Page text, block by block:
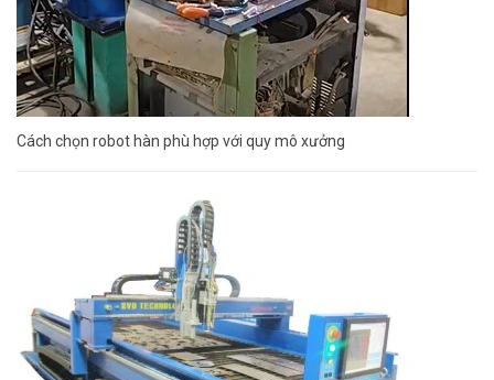
Cách chọn robot hàn phù hợp với quy mô xưởng